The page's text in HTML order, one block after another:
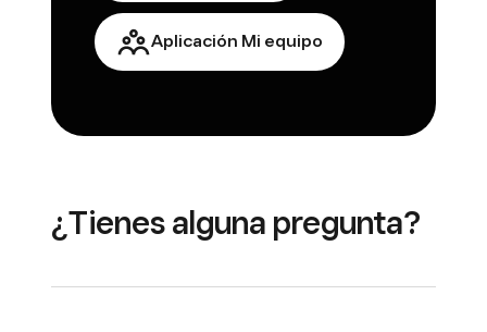
Aplicación Mi equipo
¿Tienes alguna pregunta?